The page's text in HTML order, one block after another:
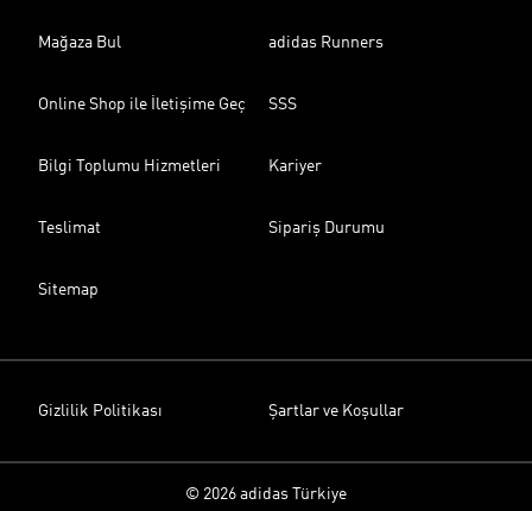
Mağaza Bul adidas Runners
Online Shop ile İletişime Geç SSS
Bilgi Toplumu Hizmetleri Kariyer
Teslimat Sipariş Durumu
Sitemap
Gizlilik Politikası Şartlar ve Koşullar
© 2026 adidas Türkiye